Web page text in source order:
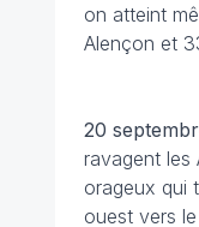
on atteint
Alençon et
20
ravagent les
orageux qui
ouest vers